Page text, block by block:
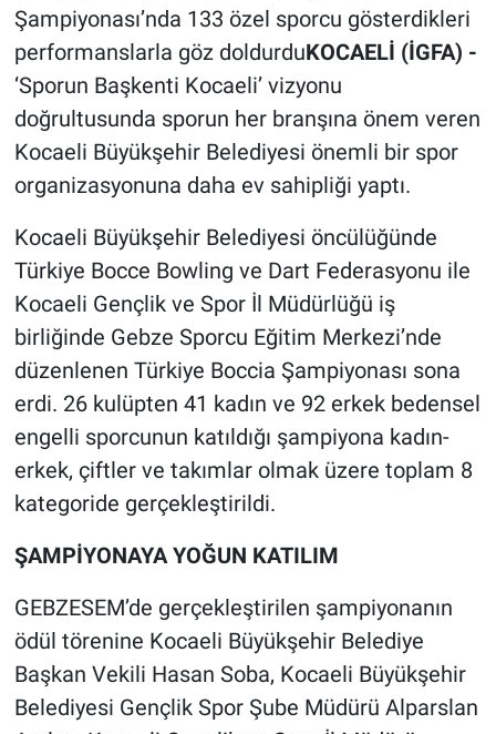
Şampiyonası’nda 133 özel sporcu gösterdikleri
performanslarla göz doldurduKOCAELİ (İGFA) -
‘Sporun Başkenti Kocaeli’ vizyonu
doğrultusunda sporun her branşına önem veren
Kocaeli Büyükşehir Belediyesi önemli bir spor
organizasyonuna daha ev sahipliği yaptı.
Kocaeli Büyükşehir Belediyesi öncülüğünde
Türkiye Bocce Bowling ve Dart Federasyonu ile
Kocaeli Gençlik ve Spor İl Müdürlüğü iş
birliğinde Gebze Sporcu Eğitim Merkezi’nde
düzenlenen Türkiye Boccia Şampiyonası sona
erdi. 26 kulüpten 41 kadın ve 92 erkek bedensel
engelli sporcunun katıldığı şampiyona kadın-
erkek, çiftler ve takımlar olmak üzere toplam 8
kategoride gerçekleştirildi.
ŞAMPİYONAYA YOĞUN KATILIM
GEBZESEM’de gerçekleştirilen şampiyonanın
ödül törenine Kocaeli Büyükşehir Belediye
Başkan Vekili Hasan Soba, Kocaeli Büyükşehir
Belediyesi Gençlik Spor Şube Müdürü Alparslan